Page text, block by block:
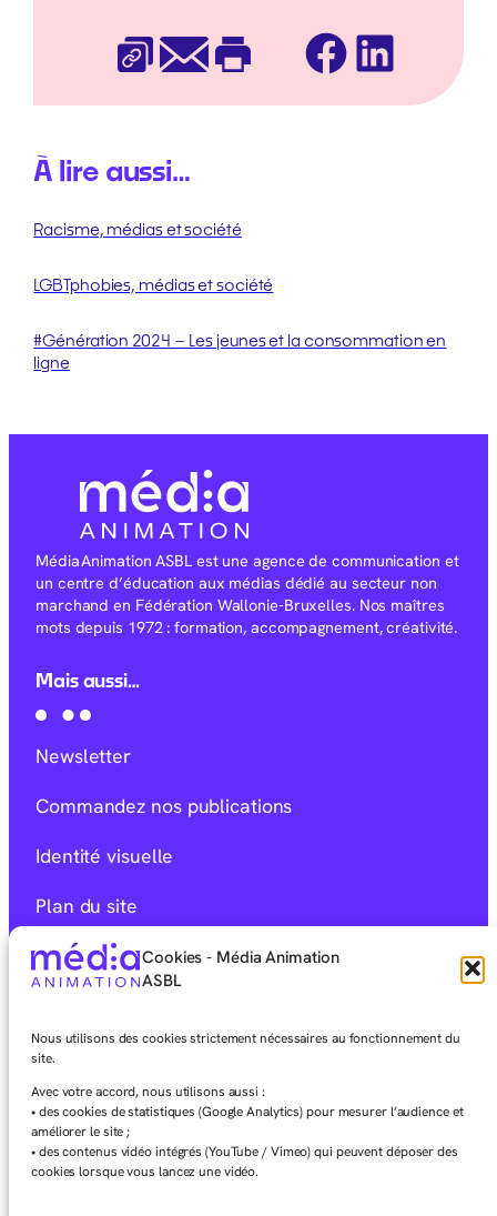
Cookies - Média Animation
ASBL
Nous utilisons des cookies strictement nécessaires au fonctionnement du
site.
Avec votre accord, nous utilisons aussi :
• des cookies de statistiques (Google Analytics) pour mesurer l’audience et
améliorer le site ;
• des contenus vidéo intégrés (YouTube / Vimeo) qui peuvent déposer des
cookies lorsque vous lancez une vidéo.
Copier l’URL
E-mail Imprimer FacebookLinkedIn
À lire aussi…
Racisme, médias et société
LGBTphobies, médias et société
#Génération 2024 – Les jeunes et la consommation en
ligne
Média Animation ASBL est une agence de communication et
un centre d’éducation aux médias dédié au secteur non
marchand en Fédération Wallonie-Bruxelles. Nos maîtres
mots depuis 1972 : formation, accompagnement, créativité.
Mais aussi…
Newsletter
Commandez nos publications
Identité visuelle
Plan du site
Mentions Légales
Charte éditoriale